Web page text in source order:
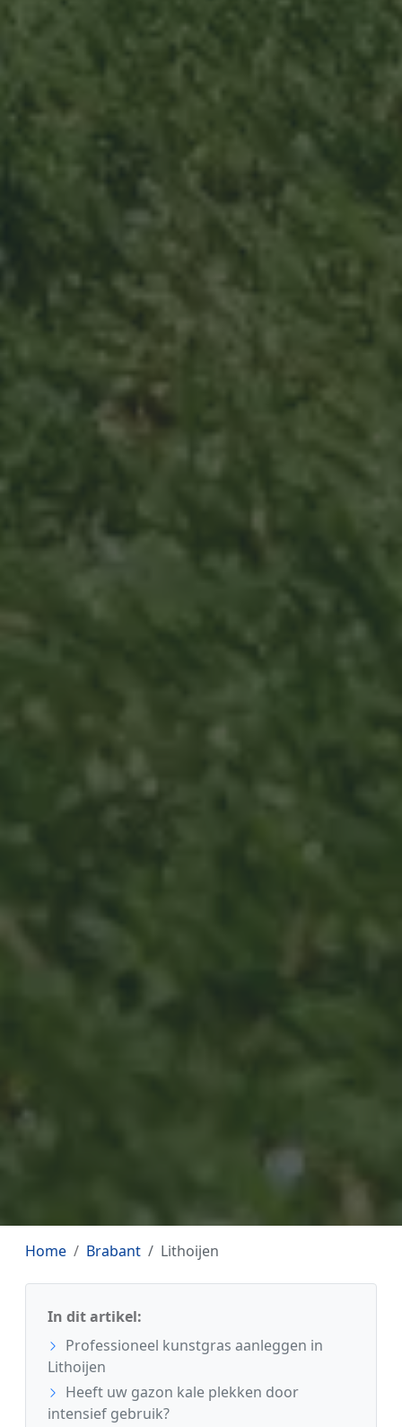
Home Brabant Lithoijen
In dit artikel:
Professioneel kunstgras aanleggen in
Lithoijen
Heeft uw gazon kale plekken door
intensief gebruik?